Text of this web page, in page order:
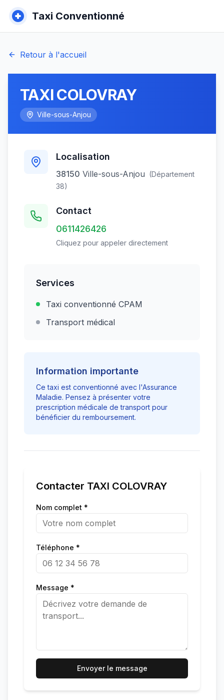
Taxi Conventionné
Retour à l'accueil
TAXI COLOVRAY
Ville-sous-Anjou
Localisation
38150 Ville-sous-Anjou (Département
38)
Contact
0611426426
Cliquez pour appeler directement
Services
Taxi conventionné CPAM
Transport médical
Information importante
Ce taxi est conventionné avec l'Assurance
Maladie. Pensez à présenter votre
prescription médicale de transport pour
bénéficier du remboursement.
Contacter TAXI COLOVRAY
Nom complet *
Téléphone *
Message *
Envoyer le message